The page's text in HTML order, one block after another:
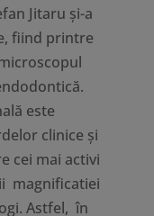
Jitaru și-a
fiind printre
este
clinice și
cei mai activi
magnificatiei
Astfel, în